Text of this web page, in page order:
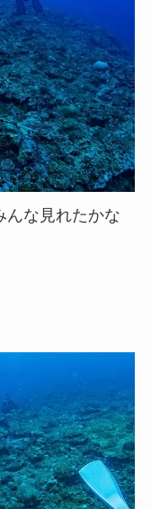
んな見れたかな